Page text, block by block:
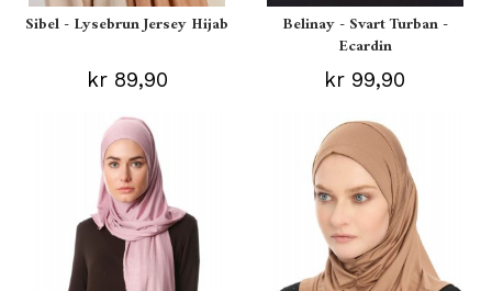
Sibel - Lysebrun Jersey Hijab
kr 89,90
Belinay - Svart Turban -
Ecardin
kr 99,90